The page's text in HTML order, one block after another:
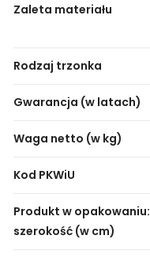
Zaleta materiału
Rodzaj trzonka
Gwarancja (w latach)
Waga netto (w kg)
Kod PKWiU
Produkt w opakowaniu:
szerokość (w cm)